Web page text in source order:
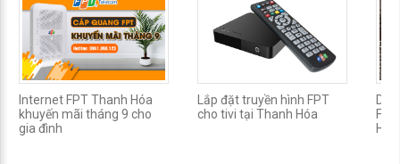
Internet FPT Thanh Hóa
khuyến mãi tháng 9 cho
gia đình
Lắp đặt truyền hình FPT
cho tivi tại Thanh Hóa
Hóa